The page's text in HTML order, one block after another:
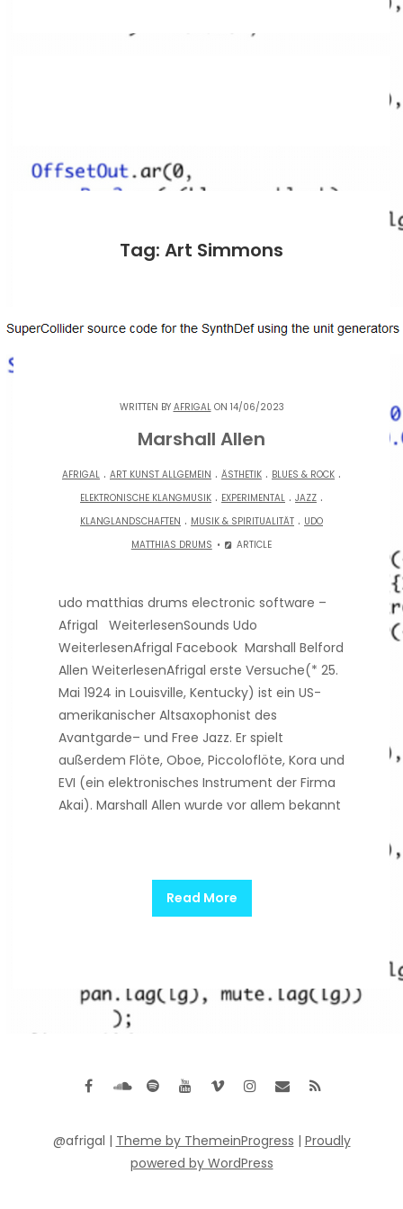
Tag: Art Simmons
WRITTEN BY AFRIGALON 14/06/2023
Marshall Allen
AFRIGAL . ART KUNST ALLGEMEIN . ÄSTHETIK . BLUES & ROCK .
ELEKTRONISCHE KLANGMUSIK . EXPERIMENTAL . JAZZ .
KLANGLANDSCHAFTEN . MUSIK & SPIRITUALITÄT . UDO
MATTHIAS DRUMS
ARTICLE
udo matthias drums electronic software –
Afrigal WeiterlesenSounds Udo
WeiterlesenAfrigal Facebook Marshall Belford
Allen WeiterlesenAfrigal erste Versuche(* 25.
Mai 1924 in Louisville, Kentucky) ist ein US-
amerikanischer Altsaxophonist des
Avantgarde– und Free Jazz. Er spielt
außerdem Flöte, Oboe, Piccoloflöte, Kora und
EVI (ein elektronisches Instrument der Firma
Akai). Marshall Allen wurde vor allem bekannt
Read More
@afrigal | Theme by ThemeinProgress | Proudly
powered by WordPress